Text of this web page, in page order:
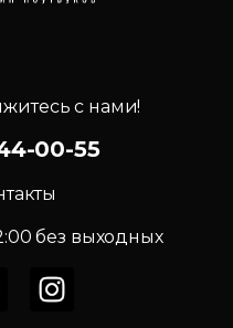
с нами!
00-55
без выходных